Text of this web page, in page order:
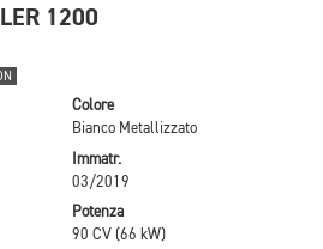
1200
Colore
Bianco Metallizzato
Immatr.
03/2019
Potenza
90 CV (66 kW)